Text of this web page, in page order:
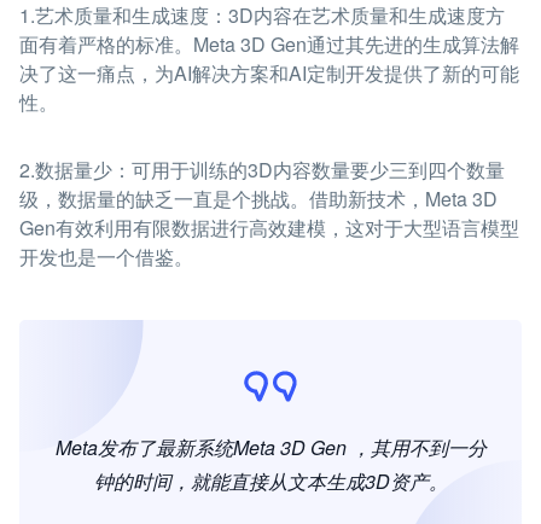
1.艺术质量和生成速度：3D内容在艺术质量和生成速度方
面有着严格的标准。Meta 3D Gen通过其先进的生成算法解
决了这一痛点，为AI解决方案和AI定制开发提供了新的可能
性。
2.数据量少：可用于训练的3D内容数量要少三到四个数量
级，数据量的缺乏一直是个挑战。借助新技术，Meta 3D
Gen有效利用有限数据进行高效建模，这对于大型语言模型
开发也是一个借鉴。
Meta发布了最新系统Meta 3D Gen ，其用不到一分
钟的时间，就能直接从文本生成3D资产。